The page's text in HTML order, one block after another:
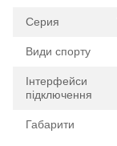
Серия
Види спорту
Інтерфейси
підключення
Габарити